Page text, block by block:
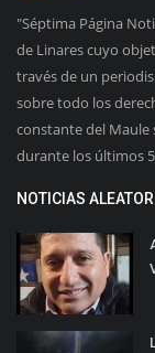
"Séptima Página
de Linares cuyo
través de un
sobre todo los
constante del Maule
durante los últimos
NOTICIAS